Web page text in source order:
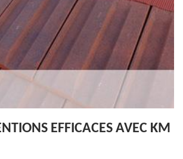
EFFICACES AVEC KM